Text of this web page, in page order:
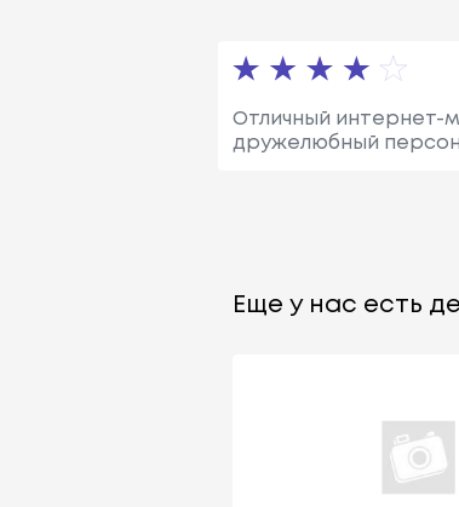
Отличный интернет-
дружелюбный
Еще у нас есть